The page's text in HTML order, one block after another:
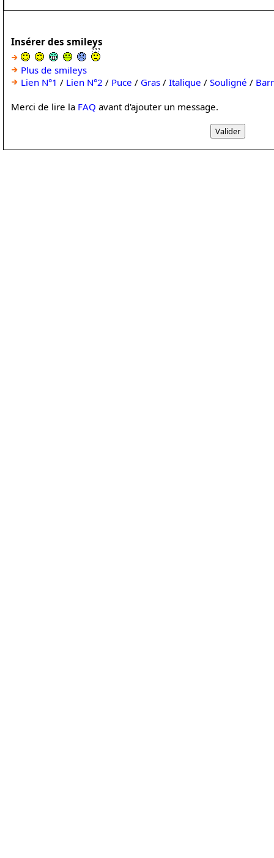
Insérer des smileys
Plus de smileys
Lien N°1 / Lien N°2 / Puce / Gras / Italique / Souligné /
Merci de lire la FAQ avant d'ajouter un message.